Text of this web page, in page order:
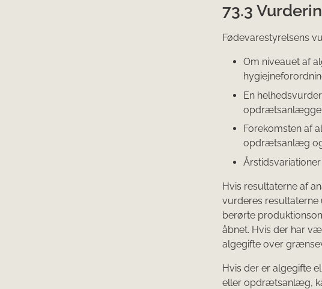
73.3
Fødevarestyrelsens
Om niveauet af
En
Forekomsten af
opdrætsanlæg
Hvis resultaterne af
vurderes resultaterne
berørte
åbnet. Hvis der har
algegifte over
Hvis der er algegifte
eller opdrætsanlæg,